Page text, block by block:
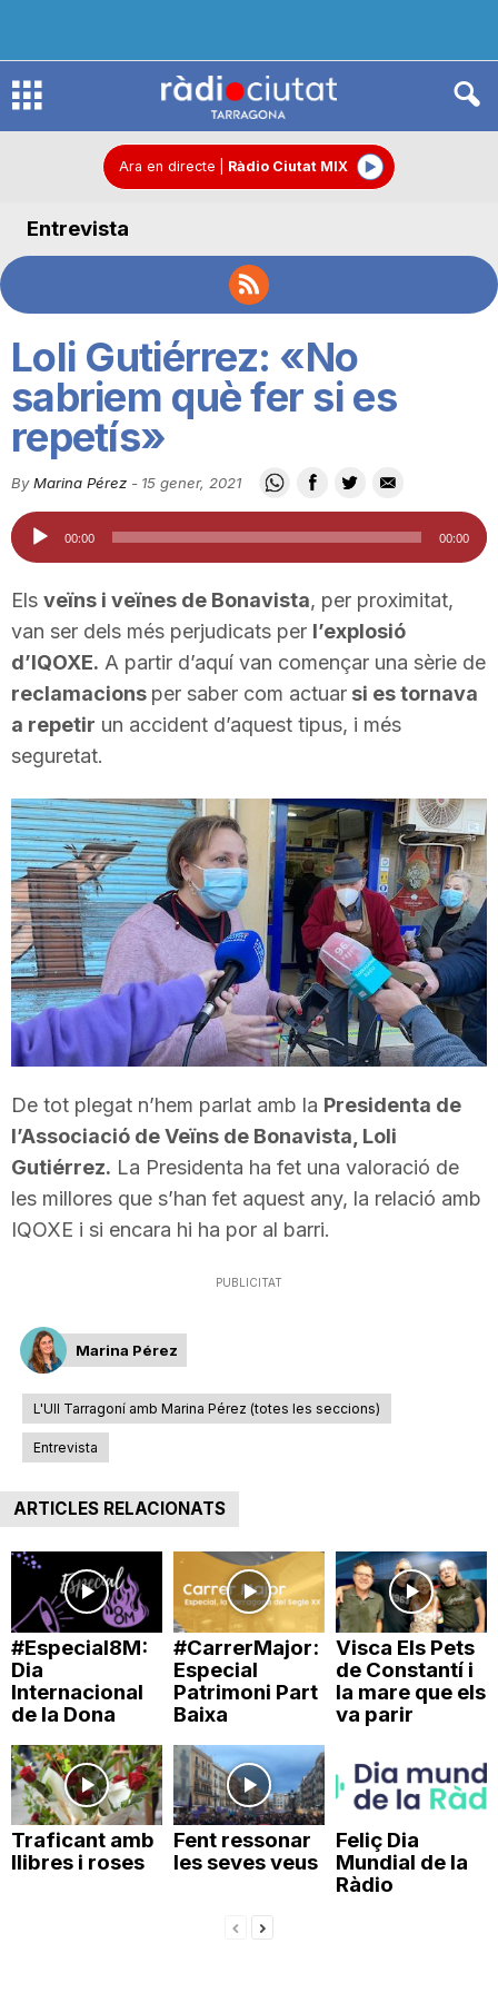
R
d
C
u
t
a
t
d
e
T
r
r
g
o
n
Ara en directe Ràdio Ciutat MIX
Entrevista
Loli Gutiérrez: «No
sabriem què fer si es
repetís»
By Marina Pérez - 15 gener, 2021
Reproductor
d'àudio
00:00 00:00
Els veïns i veïnes de Bonavista, per proximitat,
van ser dels més perjudicats per l’explosió
d’IQOXE. A partir d’aquí van començar una sèrie de
reclamacions per saber com actuar si es tornava
a repetir un accident d’aquest tipus, i més
seguretat.
De tot plegat n’hem parlat amb la Presidenta de
l’Associació de Veïns de Bonavista, Loli
Gutiérrez. La Presidenta ha fet una valoració de
les millores que s’han fet aquest any, la relació amb
IQOXE i si encara hi ha por al barri.
PUBLICITAT
Marina Pérez
L'Ull Tarragoní amb Marina Pérez (totes les seccions)
Entrevista
ARTICLES RELACIONATS
#Especial8M:
Dia
Internacional
de la Dona
#CarrerMajor:
Especial
Patrimoni Part
Baixa
Visca Els Pets
de Constantí i
la mare que els
va parir
Traficant amb
llibres i roses
Fent ressonar
les seves veus
Feliç Dia
Mundial de la
Ràdio